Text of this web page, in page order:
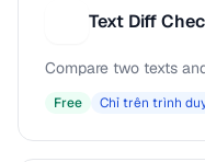
Text Diff
Compare two texts
Free Chỉ trên trình